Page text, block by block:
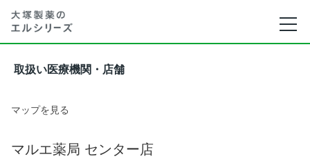
取扱い医療機関・店舗
マップを見る
マルエ薬局 センター店